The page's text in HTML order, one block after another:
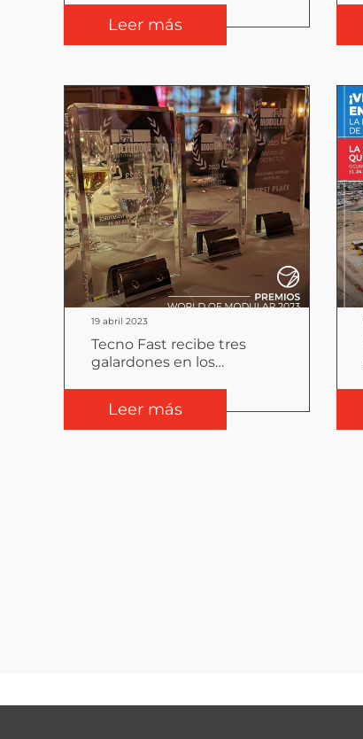
Leer más
19 abril 2023
Tecno Fast recibe tres
galardones en los
Leer más